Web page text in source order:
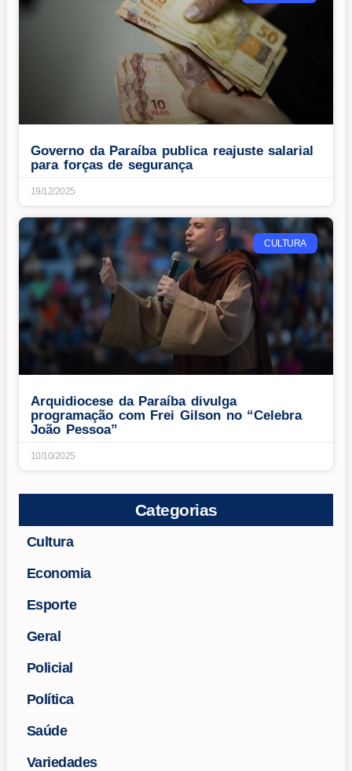
Governo da Paraíba publica reajuste salarial
para forças de segurança
19/12/2025
CULTURA
Arquidiocese da Paraíba divulga
programação com Frei Gilson no “Celebra
João Pessoa”
10/10/2025
Categorias
Cultura
Economia
Esporte
Geral
Policial
Política
Saúde
Variedades